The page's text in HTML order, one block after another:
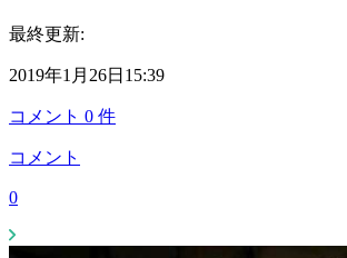
最終更新:
2019年1月26日15:39
コメント 0 件
コメント
0